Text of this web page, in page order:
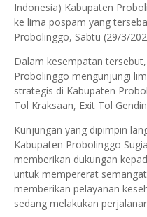
Indonesia) Kabupaten
ke lima pospam yang
Probolinggo, Sabtu (29/3/
Dalam kesempatan
Probolinggo mengunjungi
strategis di Kabupaten
Tol Kraksaan, Exit Tol
Kunjungan yang dipimpin
Kabupaten Probolinggo
memberikan dukungan
untuk mempererat
memberikan pelayanan
sedang melakukan